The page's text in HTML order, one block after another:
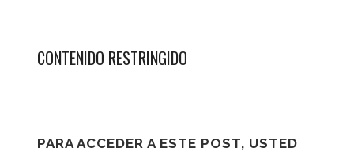
CONTENIDO RESTRINGIDO
PARA ACCEDER A ESTE POST, USTED